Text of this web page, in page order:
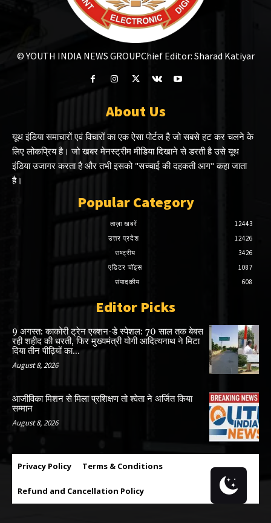
© YOUTH INDIA NEWS GROUPChief Editor: Sharad Katiyar
About Us
यूथ इंडिया समाचारों एवं विचारों का एक ऐसा पोर्टल है जो सबसे हट कर चलने के
लिए लोकप्रिय है। जो खबर मेनस्ट्रीम मीडिया दिखाने से डरती है उसे यूथ
इंडिया उजागर करता है और तभी इसको "सच्चाई की दहकती आग" कहा जाता
है।
Popular Category
ताज़ा खबरें
12443
उत्तर प्रदेश
12426
राष्ट्रीय
3426
एडिटर चॉइस
1087
संपादकीय
608
Editor Picks
9 अगस्त: काकोरी ट्रेन एक्शन-डे स्पेशल: 70 साल तक बेबस
रही शहीद की धरती, फिर मुख्यमंत्री योगी आदित्यनाथ ने मिटा
दिया तीन पीढ़ियों का...
August 8, 2026
आजीविका मिशन से मिला प्रशिक्षण तो श्वेता ने अर्जित किया
सम्मान
August 8, 2026
Privacy Policy Terms & Conditions
Refund and Cancellation Policy